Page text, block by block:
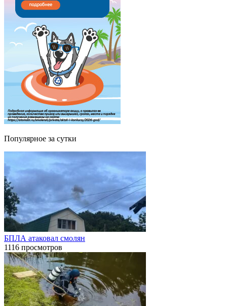
Популярное за сутки
БПЛА атаковал смолян
1116 просмотров